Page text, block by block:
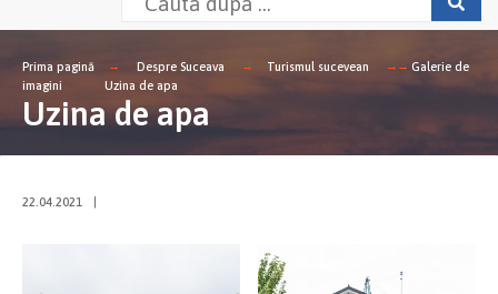
Prima pagină Despre Suceava Turismul sucevean
Galerie de
imagini
Uzina de apa
Uzina de apa
22.04.2021